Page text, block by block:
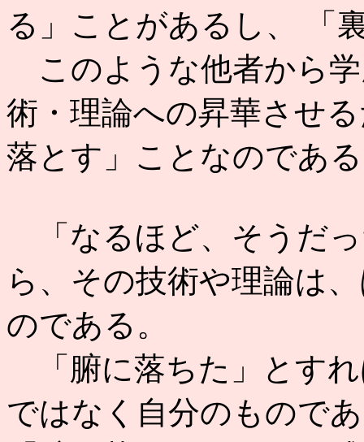
る」ことがあるし、 「
このような他者から
術・理論への昇華させ
落とす」ことなのであ
「なるほど、そうだ
ら、その技術や理論は
のである。
「腑に落ちた」とす
ではなく自分のもので